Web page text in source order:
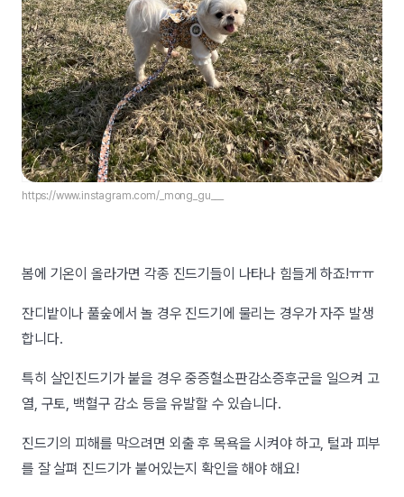
https://www.instagram.com/_mong_gu___
봄에 기온이 올라가면 각종 진드기들이 나타나 힘들게 하죠!ㅠㅠ
잔디밭이나 풀숲에서 놀 경우 진드기에 물리는 경우가 자주 발생
합니다.
특히 살인진드기가 붙을 경우 중증혈소판감소증후군을 일으켜 고
열, 구토, 백혈구 감소 등을 유발할 수 있습니다.
진드기의 피해를 막으려면 외출 후 목욕을 시켜야 하고, 털과 피부
를 잘 살펴 진드기가 붙어있는지 확인을 해야 해요!